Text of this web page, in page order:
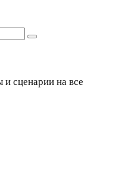
и сценарии на все